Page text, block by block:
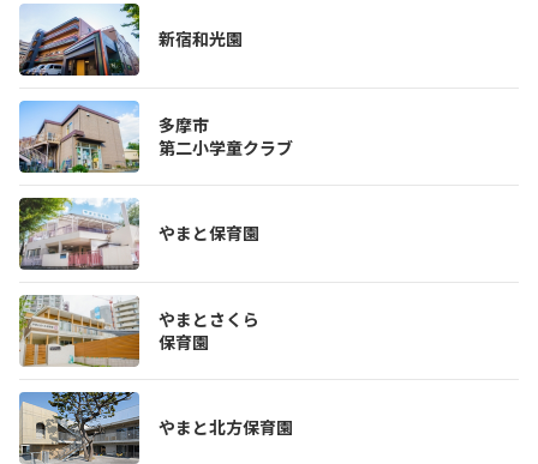
新宿和光園
多摩市
第二小学童クラブ
やまと保育園
やまとさくら
保育園
やまと北方保育園